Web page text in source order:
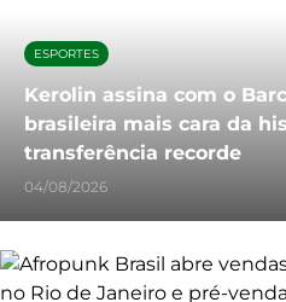
ESPORTES
Kerolin assina com o
brasileira mais cara da
transferência recorde
04/08/2026